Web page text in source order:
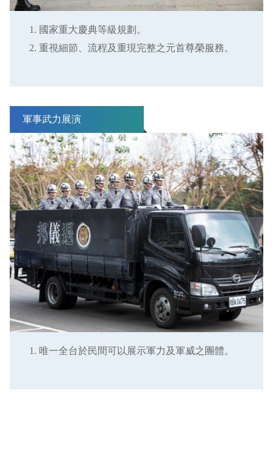
國家重大慶典等級規劃。
重視細節、流程及重現完整之元首尊榮服務。
軍事武力展演
唯一全台於民間可以展示軍力及軍威之團體。